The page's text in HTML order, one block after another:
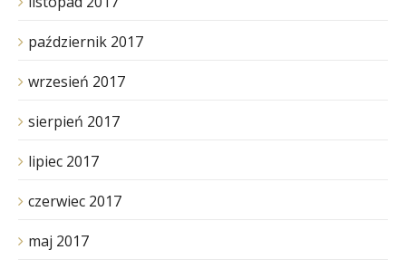
październik 2017
wrzesień 2017
sierpień 2017
lipiec 2017
czerwiec 2017
maj 2017